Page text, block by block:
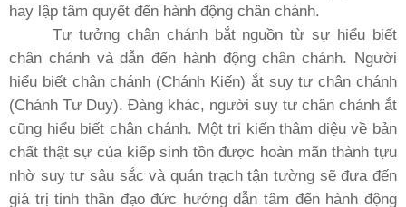
hay lập tâm quyết đến hành động chân chánh.
Tư tưởng chân chánh bắt nguồn từ sự hiểu biết
chân chánh và dẫn đến hành động chân chánh. Người
hiểu biết chân chánh (Chánh Kiến) ắt suy tư chân chánh
(Chánh Tư Duy). Ðàng khác, người suy tư chân chánh ắt
cũng hiểu biết chân chánh. Một tri kiến thâm diệu về bản
chất thật sự của kiếp sinh tồn được hoàn mãn thành tựu
nhờ suy tư sâu sắc và quán trạch tận tường sẽ đưa đến
giá trị tinh thần đạo đức hướng dẫn tâm đến hành động